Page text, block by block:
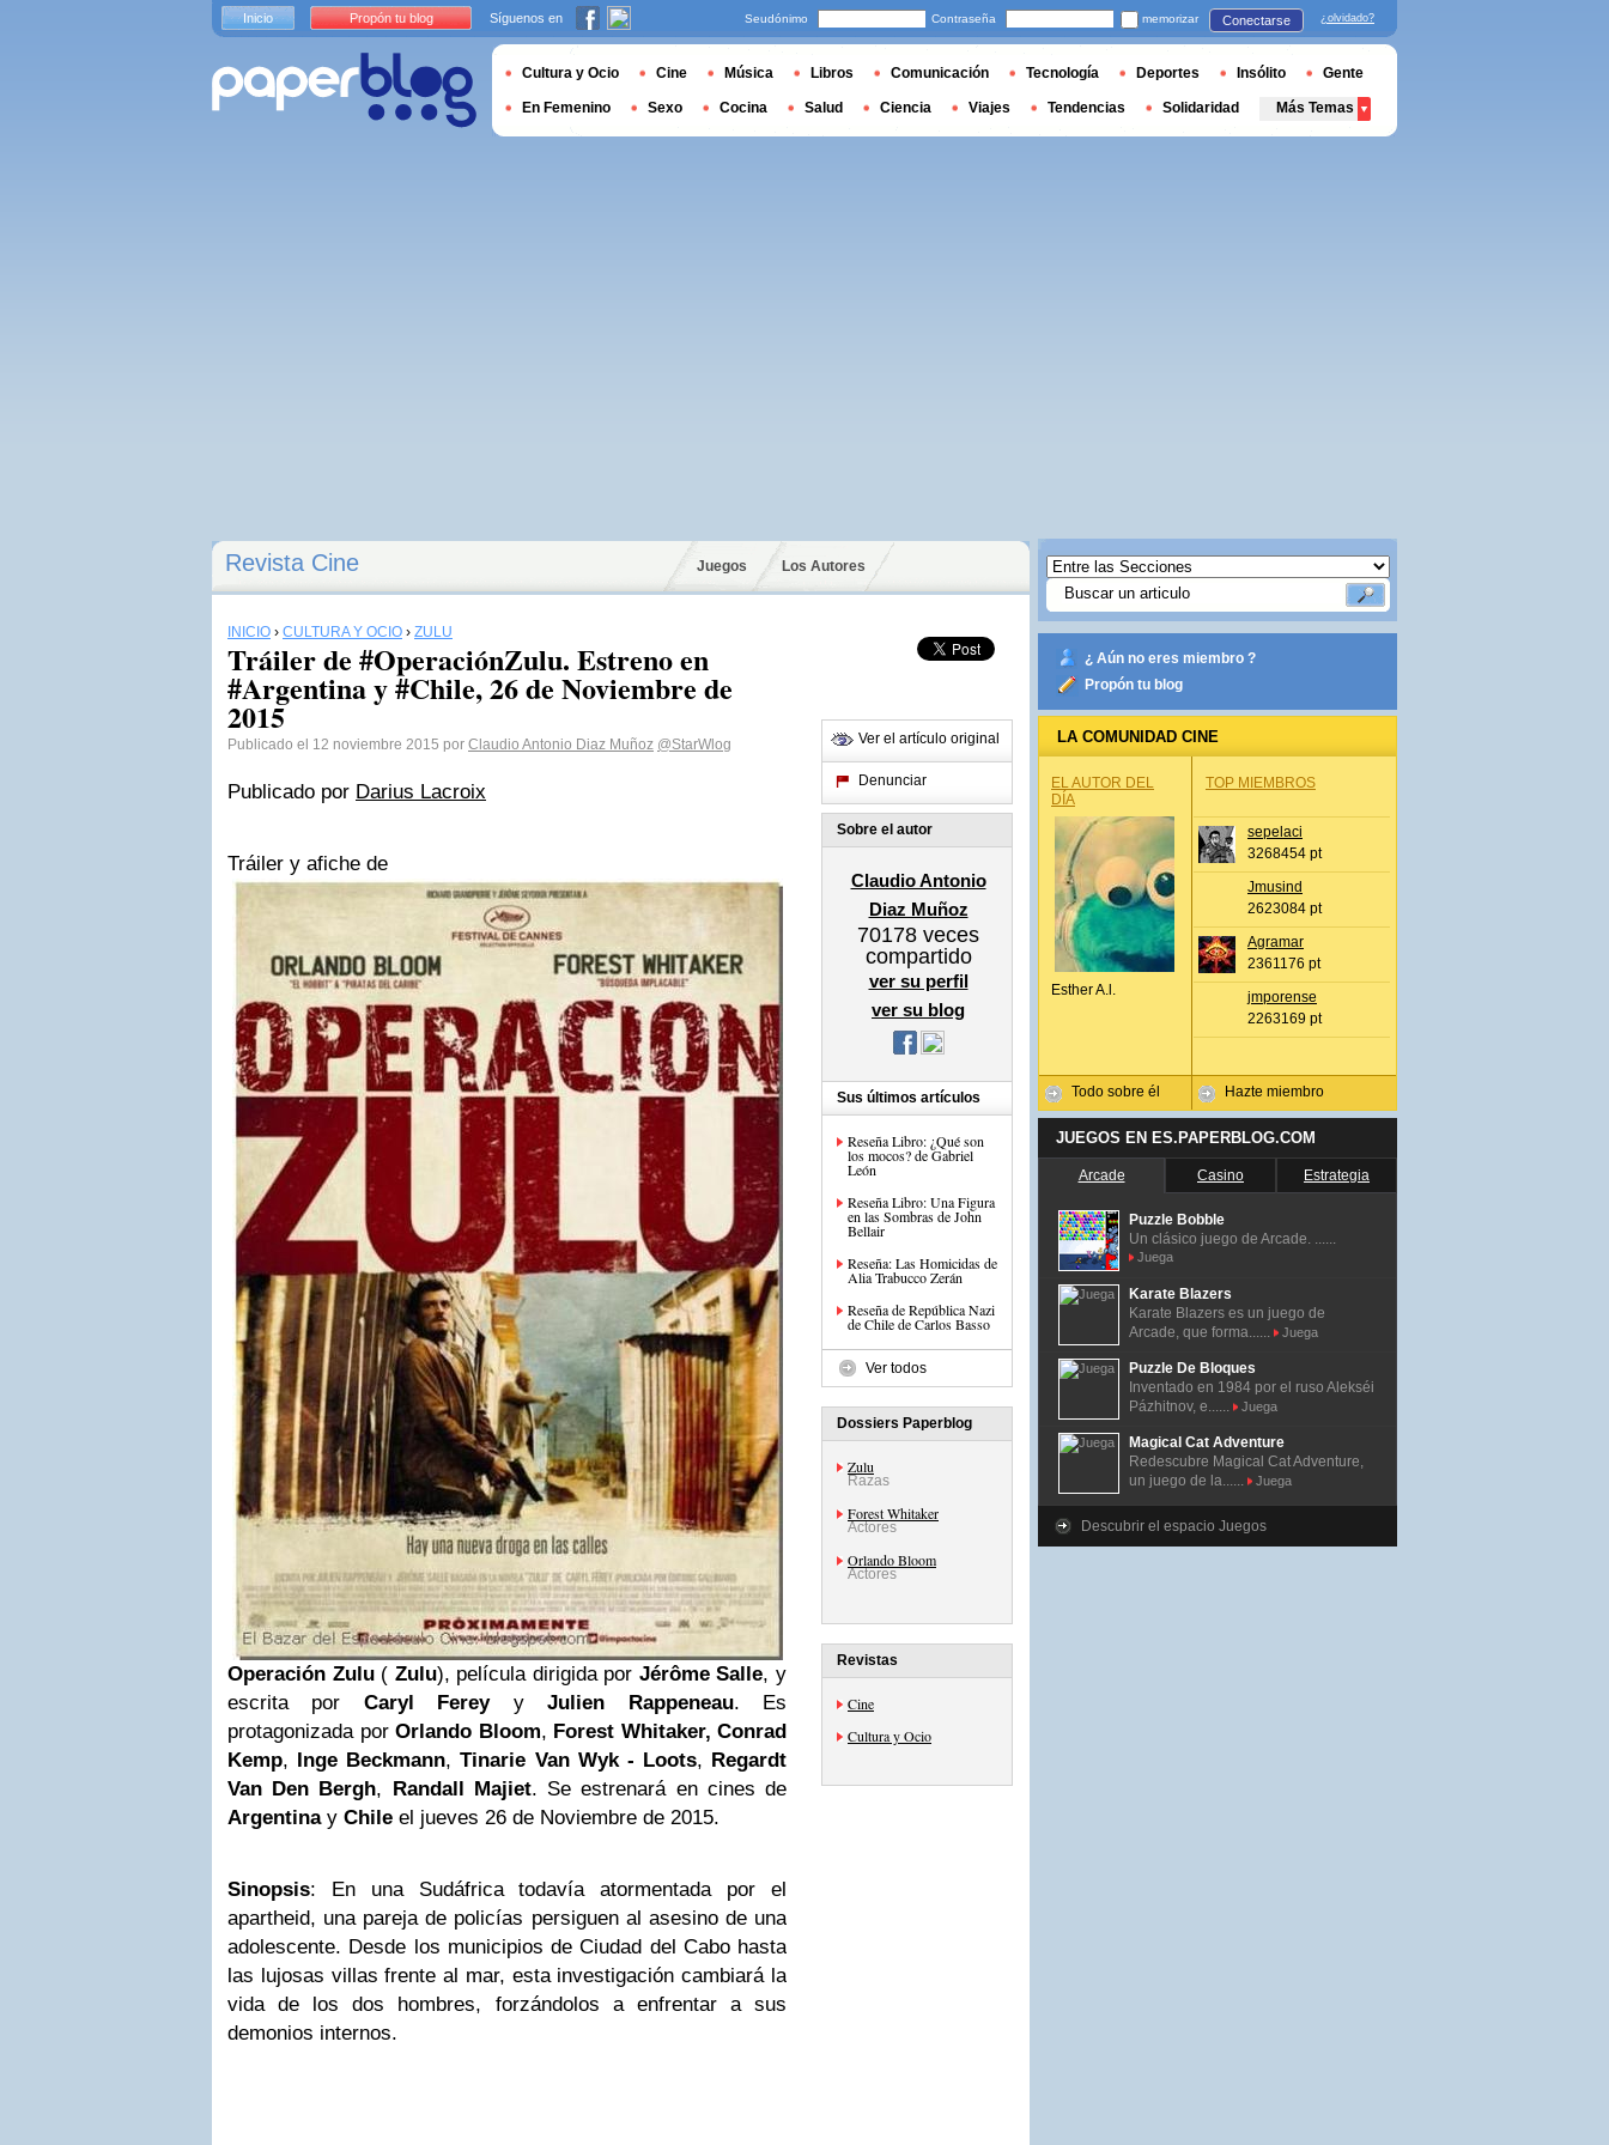
Revista Cine Juegos Los Autores
INICIO › CULTURA Y OCIO › ZULU
Tráiler de #OperaciónZulu. Estreno en
#Argentina y #Chile, 26 de Noviembre de
2015
Publicado el 12 noviembre 2015 por Claudio Antonio Diaz Muñoz @StarWlog
Publicado por Darius Lacroix
Tráiler y afiche de
Operación Zulu( Zulu), película dirigida por Jérôme Salle, y
escrita por Caryl FereyyJulien Rappeneau. Es
protagonizada por Orlando Bloom, Forest Whitaker, Conrad
Kemp, Inge Beckmann,Tinarie Van Wyk - Loots, Regardt
Van Den Bergh, Randall Majiet. Se estrenará en cines de
Argentinay Chile el jueves 26 de Noviembre de 2015.
Sinopsis: En una Sudáfrica todavía atormentada por el
apartheid, una pareja de policías persiguen al asesino de una
adolescente. Desde los municipios de Ciudad del Cabo hasta
las lujosas villas frente al mar, esta investigación cambiará la
vida de los dos hombres, forzándolos a enfrentar a sus
demonios internos.
Ver el artículo original
Denunciar
Sobre el autor
Claudio Antonio
Diaz Muñoz
70178 veces
compartido
ver su perfil
ver su blog
Sus últimos artículos
Reseña Libro: ¿Qué son
los mocos? de Gabriel
León
Reseña Libro: Una Figura
en las Sombras de John
Bellair
Reseña: Las Homicidas de
Alia Trabucco Zerán
Reseña de República Nazi
de Chile de Carlos Basso
Ver todos
Dossiers Paperblog
Zulu
Razas
Forest Whitaker
Actores
Orlando Bloom
Actores
Revistas
Cine
Cultura y Ocio
¿ Aún no eres miembro ?
Propón tu blog
LA COMUNIDAD CINE
EL AUTOR DEL
DÍA
Esther A.l.
Todo sobre él
TOP MIEMBROS
sepelaci
3268454 pt
Jmusind
2623084 pt
Agramar
2361176 pt
jmporense
2263169 pt
Hazte miembro
JUEGOS EN ES.PAPERBLOG.COM
Arcade Casino Estrategia
Puzzle Bobble
Un clásico juego de Arcade. ......
Juega
Karate Blazers
Karate Blazers es un juego de
Arcade, que forma......
Juega
Puzzle De Bloques
Inventado en 1984 por el ruso Alekséi
Pázhitnov, e......
Juega
Magical Cat Adventure
Redescubre Magical Cat Adventure,
un juego de la......
Juega
Descubrir el espacio Juegos
Inicio Propón tu blog Síguenos en Seudónimo Contraseña memorizar Conectarse ¿olvidado?
Cultura y Ocio Cine Música Libros Comunicación Tecnología Deportes Insólito Gente
En Femenino Sexo Cocina Salud Ciencia Viajes Tendencias Solidaridad Más Temas